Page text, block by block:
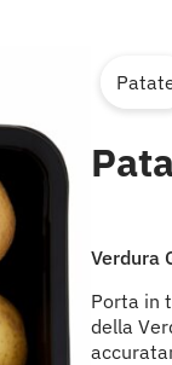
Verdura
Porta in
della